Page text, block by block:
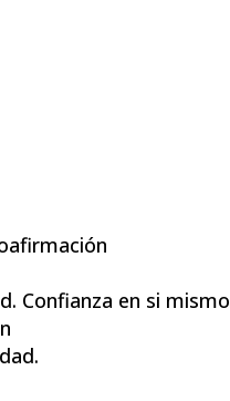
Confianza en si mismo